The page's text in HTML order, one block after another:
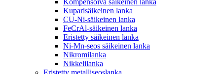
Kompensoiva säikeinen lanka
Kuparisäikeinen lanka
CU-Ni-säikeinen lanka
FeCrAl-säikeinen lanka
Eristetty säikeinen lanka
Ni-Mn-seos säikeinen lanka
Nikromilanka
Nikkelilanka
Eristetty metalliseoslanka